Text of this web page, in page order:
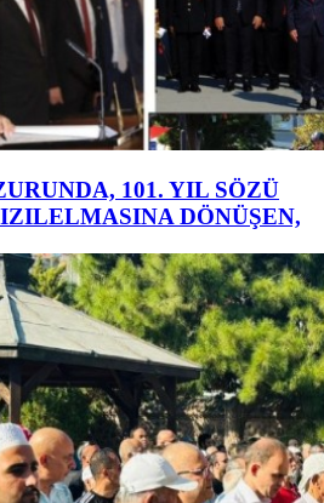
101. YIL SÖZÜ
DÖNÜŞEN,